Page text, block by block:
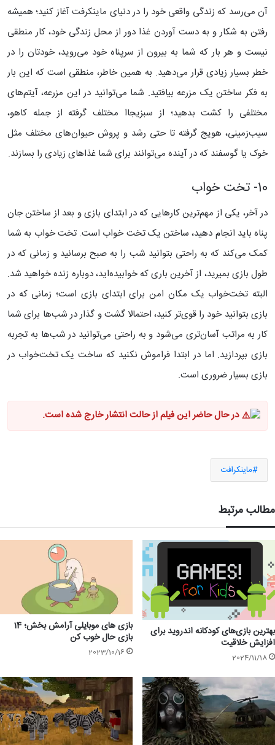
آن می‌رسد که زندگی واقعی خود را در دنیای ماینکرفت آغاز کنید؛ همیشه
رفتن به شکار و به دست آوردن غذا دور از محل زندگی خود، کار منطقی
نیست و هر بار که شما به بیرون از سرپناه خود می‌روید، خودتان را در
خطر بسیار زیادی قرار می‌دهید. به همین خاطر، منطقی است که این بار
به فکر ساختن یک مزرعه بیافتید. شما می‌توانید در این مزرعه، آیتم‌های
مختلفی را کشت بدهید؛ از سبزیجاا مختلف گرفته از جمله کاهو،
سیب‌زمینی، هویج گرفته تا حتی رشد و پروش حیوان‌های مختلف مثل
خوک یا گوسفند که در آینده می‌توانند برای شما غذاهای زیادی را بسازند.
10- تخت خواب
در آخر، یکی از مهم‌ترین کارهایی که در ابتدای بازی و بعد از ساختن جان
پناه باید انجام دهید، ساختن یک تخت خواب است. تخت خواب به شما
کمک می‌کند که به راحتی بتوانید شب را به صبح برسانید و زمانی که در
طول بازی بمیرید، از آخرین باری که خوابیده‌اید، دوباره زنده خواهید شد.
البته تخت‌خواب یک مکان امن برای ابتدای بازی است؛ زمانی که در
بازی بتوانید خود را قوی‌تر کنید، احتمالا گشت و گذار در شب‌ها برای شما
کار به مراتب آسان‌تری می‌شود و به راحتی می‌توانید در شب‌ها به تجربه
بازی بپردازید. اما در ابتدا فراموش نکنید که ساخت یک تخت‌خواب در
بازی بسیار ضروری است.
در حال حاضر این فیلم از حالت انتشار خارج شده است.
ماینکرافت
مطالب مرتبط
بهترین بازی‌های کودکانه اندروید برای
افزایش خلاقیت
2024/11/18
بازی های موبایلی آرامش بخش؛ 14
بازی حال خوب کن
2023/10/16